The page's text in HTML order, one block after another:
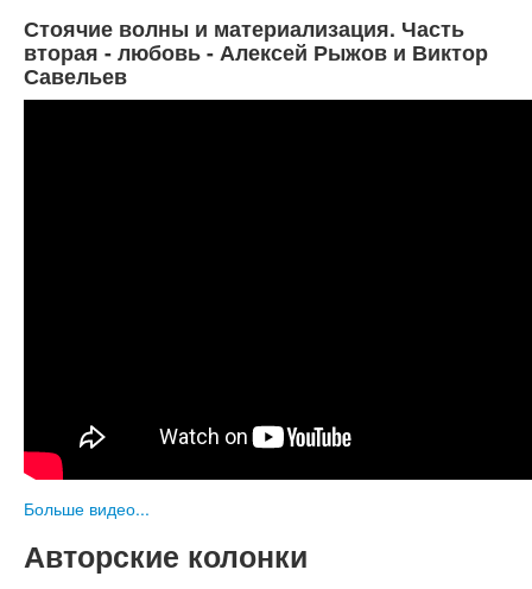
Стоячие волны и материализация. Часть
вторая - любовь - Алексей Рыжов и Виктор
Савельев
Больше видео...
Авторские колонки